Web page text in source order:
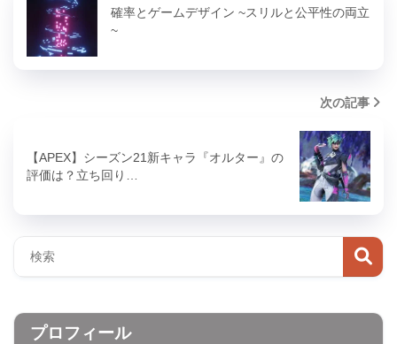
確率とゲームデザイン ~スリルと公平性の両立
~
次の記事
【APEX】シーズン21新キャラ『オルター』の
評価は？立ち回り…
プロフィール